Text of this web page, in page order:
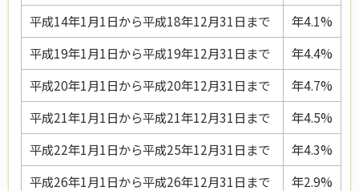
平成14年1月1日から平成18年12月31日まで
年4.1%
平成19年1月1日から平成19年12月31日まで
年4.4%
平成20年1月1日から平成20年12月31日まで
年4.7%
平成21年1月1日から平成21年12月31日まで
年4.5%
平成22年1月1日から平成25年12月31日まで
年4.3%
平成26年1月1日から平成26年12月31日まで
年2.9%